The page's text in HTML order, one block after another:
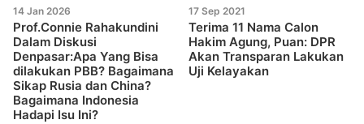
14 Jan 2026
Prof.Connie Rahakundini
Dalam Diskusi
Denpasar:Apa Yang Bisa
dilakukan PBB? Bagaimana
Sikap Rusia dan China?
Bagaimana Indonesia
Hadapi Isu Ini?
17 Sep 2021
Terima 11 Nama Calon
Hakim Agung, Puan: DPR
Akan Transparan Lakukan
Uji Kelayakan